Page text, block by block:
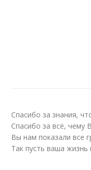
Спасибо за знания,
Спасибо за всё, чему
Вы нам показали все
Так пусть ваша жизнь